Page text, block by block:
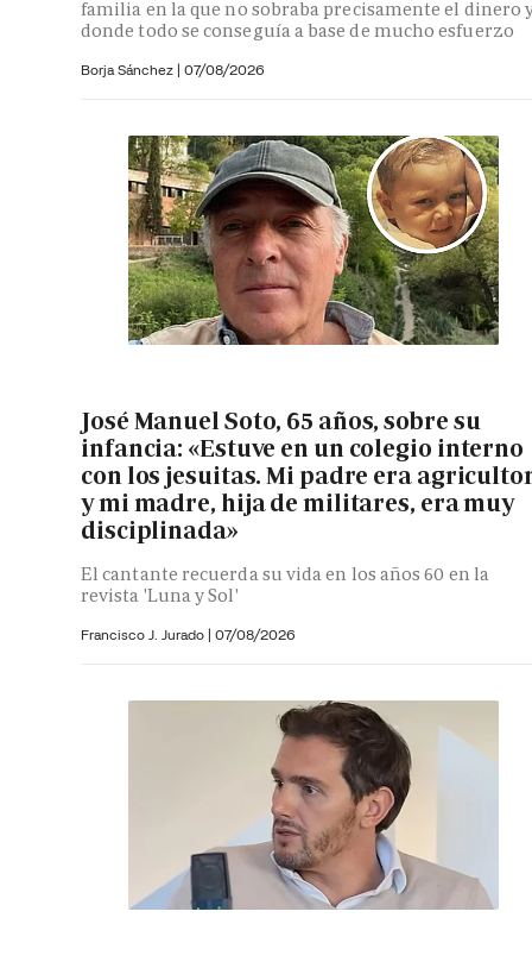
familia en la que no sobraba precisamente el dinero
donde todo se conseguía a base de mucho esfuerzo
Borja Sánchez | 07/08/2026
José Manuel Soto, 65 años, sobre su
infancia: «Estuve en un colegio interno
con los jesuitas. Mi padre era
y mi madre, hija de militares, era muy
disciplinada»
El cantante recuerda su vida en los años 60 en la
revista 'Luna y Sol'
Francisco J. Jurado | 07/08/2026